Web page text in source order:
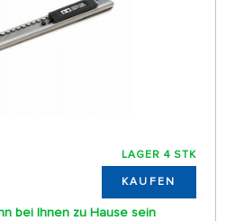
LAGER 4 STK
KAUFEN
bei Ihnen zu Hause sein